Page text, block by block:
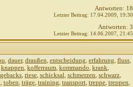
Antworten: 18
Letzter Beitrag: 17.04.2009, 19:30
Antworten: 3
Letzter Beitrag: 14.06.2007, 21:45
, dauer, draußen, entscheidung, erfahrung, fluss,
knappen, kofferraum, kommando, krank,
, riese, schicksal, schmerzen, schwarz,
, toben, träge, training, transport, treppe, treppen,